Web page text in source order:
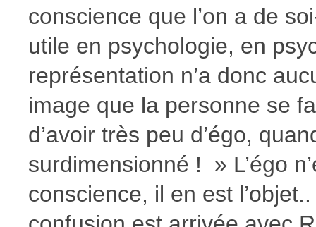
conscience que l’on a de
utile en psychologie, en
représentation n’a donc
image que la personne se
d’avoir très peu d’égo,
surdimensionné ! » L’égo
conscience, il en est